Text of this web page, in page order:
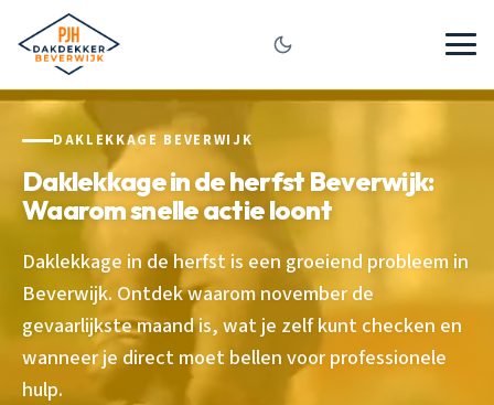
DAKLEKKAGE BEVERWIJK
Daklekkage in de herfst Beverwijk:
Waarom snelle actie loont
Daklekkage in de herfst is een groeiend probleem in
Beverwijk. Ontdek waarom november de
gevaarlijkste maand is, wat je zelf kunt checken en
wanneer je direct moet bellen voor professionele
hulp.